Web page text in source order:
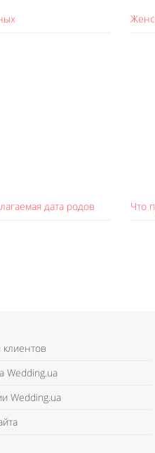
дата родов Что
Wedding.ua
Wedding.ua